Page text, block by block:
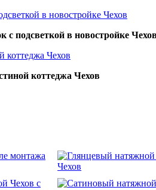
подсветкой в новостройке
коттеджа Чехов